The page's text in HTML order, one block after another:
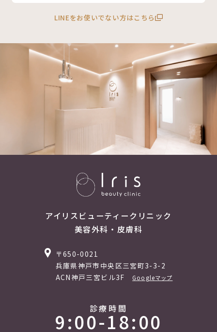
LINEをお使いでない方はこちら
アイリスビューティークリニック
美容外科・皮膚科
〒650-0021
兵庫県神戸市中央区三宮町3-3-2
ACN神戸三宮ビル3F
Googleマップ
診療時間
9:00-18:00